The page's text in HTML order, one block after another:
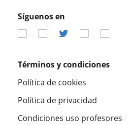
Síguenos en
Términos y condiciones
Política de cookies
Política de privacidad
Condiciones uso profesores